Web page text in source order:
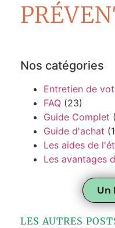
Nos catégories
Entretien de
FAQ (23)
Guide Complet
Guide d'achat
Les aides de
Les avantages
Un
LES AUTRES